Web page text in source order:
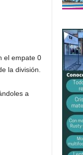
el empate 0
la división.
a